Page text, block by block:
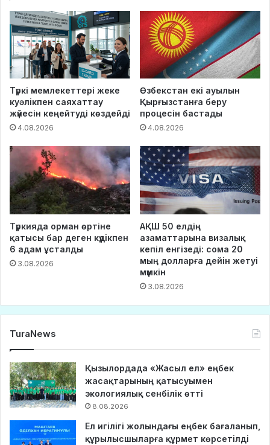
Түркі мемлекеттері жеке
куәлікпен саяхаттау
жүйесін кеңейтуді көздейді
4.08.2026
Өзбекстан екі ауылын
Қырғызстанға беру
процесін бастады
4.08.2026
Түркияда орман өртіне
қатысы бар деген күдікпен
6 адам ұсталды
3.08.2026
АҚШ 50 елдің
азаматтарына визалық
кепіл енгізеді: сома 20
мың долларға дейін жетуі
мүмкін
3.08.2026
TuraNews
Қызылордада «Жасыл ел» еңбек
жасақтарының қатысуымен
экологиялық сенбілік өтті
8.08.2026
Ел игілігі жолындағы еңбек бағаланып,
құрылысшыларға құрмет көрсетілді